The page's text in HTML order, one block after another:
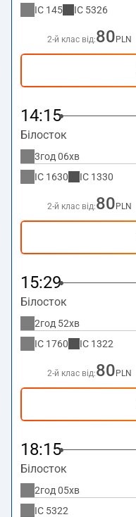
IC 145 IC 5326
2-й клас від:80 PLN
14:15
Білосток
3год 06хв
IC 1630 IC 1330
2-й клас від:80 PLN
15:29
Білосток
2год 52хв
IC 1760 IC 1322
2-й клас від:80 PLN
18:15
Білосток
2год 05хв
IC 5322